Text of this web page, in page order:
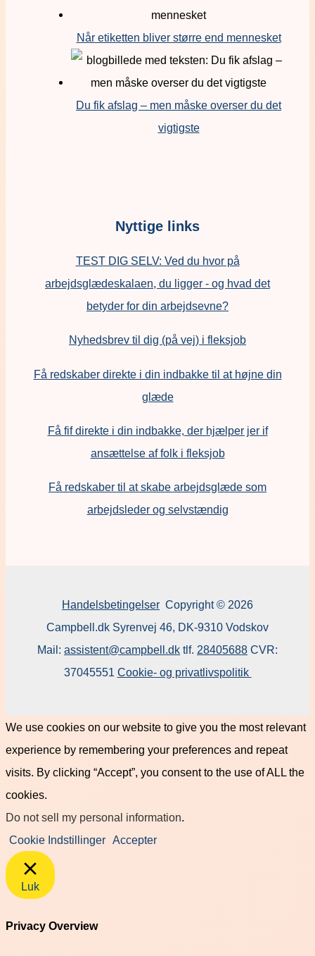
Når etiketten bliver større end mennesket
Du fik afslag – men måske overser du det
vigtigste
Nyttige links
TEST DIG SELV: Ved du hvor på
arbejdsglædeskalaen, du ligger - og hvad det
betyder for din arbejdsevne?
Nyhedsbrev til dig (på vej) i fleksjob
Få redskaber direkte i din indbakke til at højne din
glæde
Få fif direkte i din indbakke, der hjælper jer if
ansættelse af folk i fleksjob
Få redskaber til at skabe arbejdsglæde som
arbejdsleder og selvstændig
Handelsbetingelser Copyright © 2026
Campbell.dk Syrenvej 46, DK-9310 Vodskov
Mail: assistent@campbell.dk tlf. 28405688 CVR:
37045551 Cookie- og privatlivspolitik
We use cookies on our website to give you the most relevant
experience by remembering your preferences and repeat
visits. By clicking “Accept”, you consent to the use of ALL the
cookies.
Do not sell my personal information.
Cookie Indstillinger Accepter
Luk
Privacy Overview